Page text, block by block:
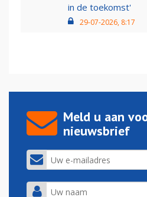
in de toekomst'
29-07-2026, 8:17
Meld u aan
nieuwsbrief